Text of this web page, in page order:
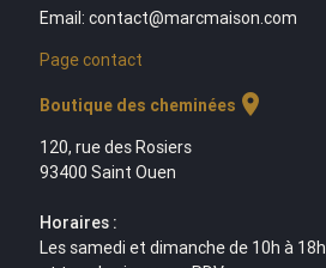
Email: contact@marcmaison.com
Page contact
Boutique des cheminées location_on
120, rue des Rosiers
93400 Saint Ouen
Horaires :
Les samedi et dimanche de 10h à 18h